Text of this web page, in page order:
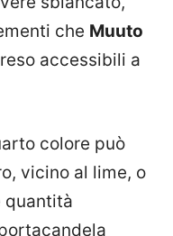
che Muuto
accessibili a
colore può
vicino al lime, o
quantità